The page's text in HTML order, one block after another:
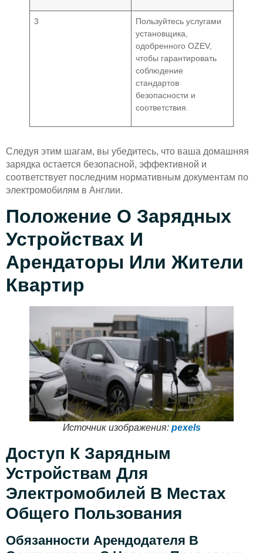
3
Пользуйтесь услугами
установщика,
одобренного OZEV,
чтобы гарантировать
соблюдение
стандартов
безопасности и
соответствия.
Следуя этим шагам, вы убедитесь, что ваша домашняя
зарядка остается безопасной, эффективной и
соответствует последним нормативным документам по
электромобилям в Англии.
Положение О Зарядных
Устройствах И
Арендаторы Или Жители
Квартир
Источник изображения: pexels
Доступ К Зарядным
Устройствам Для
Электромобилей В Местах
Общего Пользования
Обязанности Арендодателя В